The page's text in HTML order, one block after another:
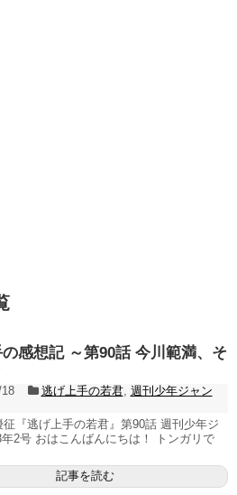
感想記 ～第90話 今川範満、そ
逃げ上手の若君, 週刊少年ジャン
『逃げ上手の若君』第90話 週刊少年ジ
年2号 おはこんばんにちは！ トンガリで
記事を読む